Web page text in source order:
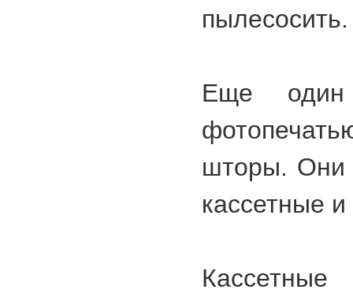
пылесосить.
Еще
шторы. Они
кассетные и